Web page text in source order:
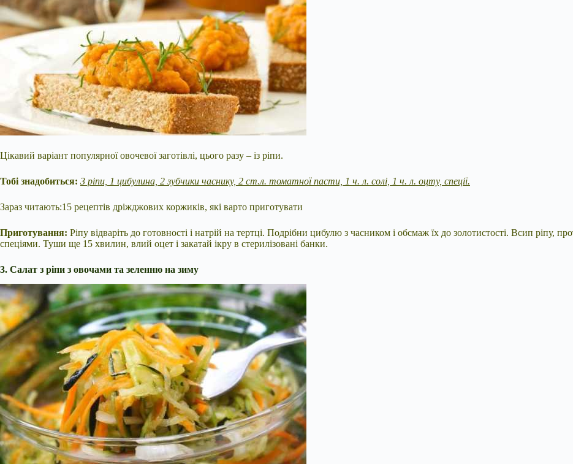
Цікавий варіант популярної овочевої заготівлі, цього разу – із ріпи.
Тобі знадобиться: 3 ріпи, 1 цибулина, 2 зубчики часнику, 2 ст.л. томатної пасти, 1 ч. л. солі, 1 ч. л. оцту, спеції.
Зараз читають:15 рецептів дріжджових коржиків, які варто приготувати
Приготування: Ріпу відваріть до готовності і натрій на тертці. Подрібни цибулю з часником і обсмаж їх до золотистості. Всип ріпу,
спеціями. Туши ще 15 хвилин, влий оцет і закатай ікру в стерилізовані банки.
3. Салат з ріпи з овочами та зеленню на зиму